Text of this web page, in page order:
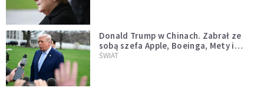
Donald Trump w Chinach. Zabrał ze
sobą szefa Apple, Boeinga, Mety i
Muska
ŚWIAT